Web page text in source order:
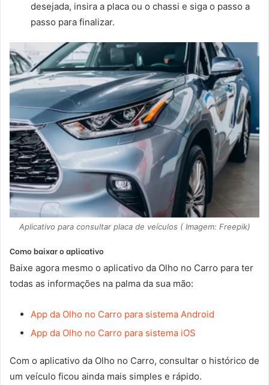
desejada, insira a placa ou o chassi e siga o passo a
passo para finalizar.
Aplicativo para consultar placa de veículos ( Imagem: Freepik)
Como baixar o aplicativo
Baixe agora mesmo o aplicativo da Olho no Carro para ter
todas as informações na palma da sua mão:
App da Olho no Carro para sistema Android
App da Olho no Carro para sistema iOS
Com o aplicativo da Olho no Carro, consultar o histórico de
um veículo ficou ainda mais simples e rápido.